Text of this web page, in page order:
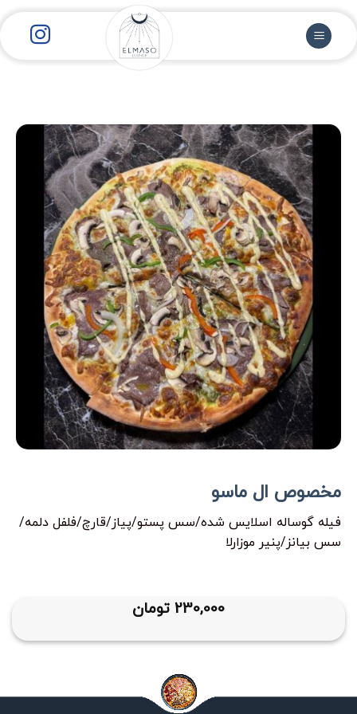
محتوا
مخصوص ال ماسو
فیله گوساله اسلایس شده/سس پستو/پیاز/قارچ/فلفل دلمه/
سس بیانز/پنیر موزارلا
230,000 تومان